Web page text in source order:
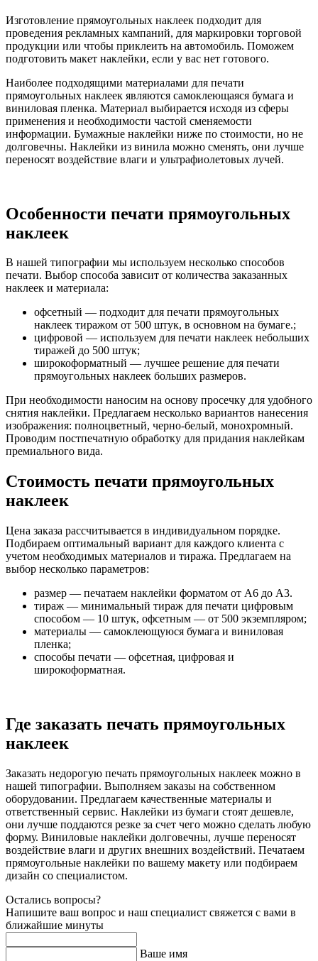
Изготовление прямоугольных наклеек подходит для
проведения рекламных кампаний, для маркировки торговой
продукции или чтобы приклеить на автомобиль. Поможем
подготовить макет наклейки, если у вас нет готового.
Наиболее подходящими материалами для печати
прямоугольных наклеек являются самоклеющаяся бумага и
виниловая пленка. Материал выбирается исходя из сферы
применения и необходимости частой сменяемости
информации. Бумажные наклейки ниже по стоимости, но не
долговечны. Наклейки из винила можно сменять, они лучше
переносят воздействие влаги и ультрафиолетовых лучей.
Особенности печати прямоугольных
наклеек
В нашей типографии мы используем несколько способов
печати. Выбор способа зависит от количества заказанных
наклеек и материала:
офсетный — подходит для печати прямоугольных
наклеек тиражом от 500 штук, в основном на бумаге.;
цифровой — используем для печати наклеек небольших
тиражей до 500 штук;
широкоформатный — лучшее решение для печати
прямоугольных наклеек больших размеров.
При необходимости наносим на основу просечку для удобного
снятия наклейки. Предлагаем несколько вариантов нанесения
изображения: полноцветный, черно-белый, монохромный.
Проводим постпечатную обработку для придания наклейкам
премиального вида.
Стоимость печати прямоугольных
наклеек
Цена заказа рассчитывается в индивидуальном порядке.
Подбираем оптимальный вариант для каждого клиента с
учетом необходимых материалов и тиража. Предлагаем на
выбор несколько параметров:
размер — печатаем наклейки форматом от А6 до А3.
тираж — минимальный тираж для печати цифровым
способом — 10 штук, офсетным — от 500 экземпляром;
материалы — самоклеющуюся бумага и виниловая
пленка;
способы печати — офсетная, цифровая и
широкоформатная.
Где заказать печать прямоугольных
наклеек
Заказать недорогую печать прямоугольных наклеек можно в
нашей типографии. Выполняем заказы на собственном
оборудовании. Предлагаем качественные материалы и
ответственный сервис. Наклейки из бумаги стоят дешевле,
они лучше поддаются резке за счет чего можно сделать любую
форму. Виниловые наклейки долговечны, лучше переносят
воздействие влаги и других внешних воздействий. Печатаем
прямоугольные наклейки по вашему макету или подбираем
дизайн со специалистом.
Остались вопросы?
Напишите ваш вопрос и наш специалист свяжется с вами в
ближайшие минуты
Ваше имя